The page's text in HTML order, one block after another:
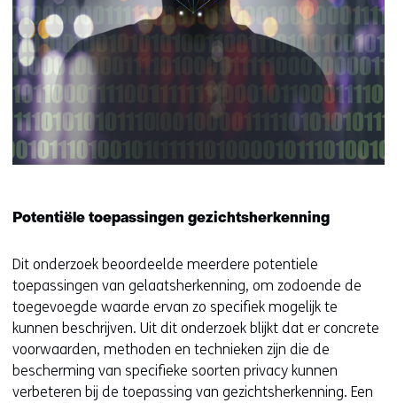
Potentiële toepassingen gezichtsherkenning
Dit onderzoek beoordeelde meerdere potentiele
toepassingen van gelaatsherkenning, om zodoende de
toegevoegde waarde ervan zo specifiek mogelijk te
kunnen beschrijven. Uit dit onderzoek blijkt dat er concrete
voorwaarden, methoden en technieken zijn die de
bescherming van specifieke soorten privacy kunnen
verbeteren bij de toepassing van gezichtsherkenning. Een